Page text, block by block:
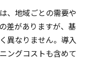
古導入の総額比較
務用コピー機
リットと注意点
コストを抑える
、地域ごとの需要や
差がありますが、基
異なりません。導入
ングコストも含めて